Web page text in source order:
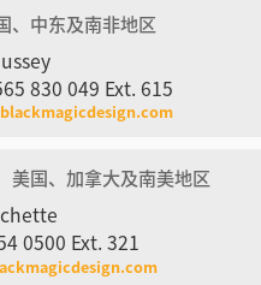
、中东及南非地区
830 049 Ext. 615
美国、加拿大及南美地区
0500 Ext. 321